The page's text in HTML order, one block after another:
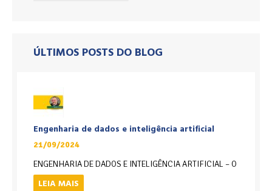
ÚLTIMOS POSTS DO BLOG
Engenharia de dados e inteligência artificial
21/09/2024
ENGENHARIA DE DADOS E INTELIGÊNCIA ARTIFICIAL – O
LEIA MAIS